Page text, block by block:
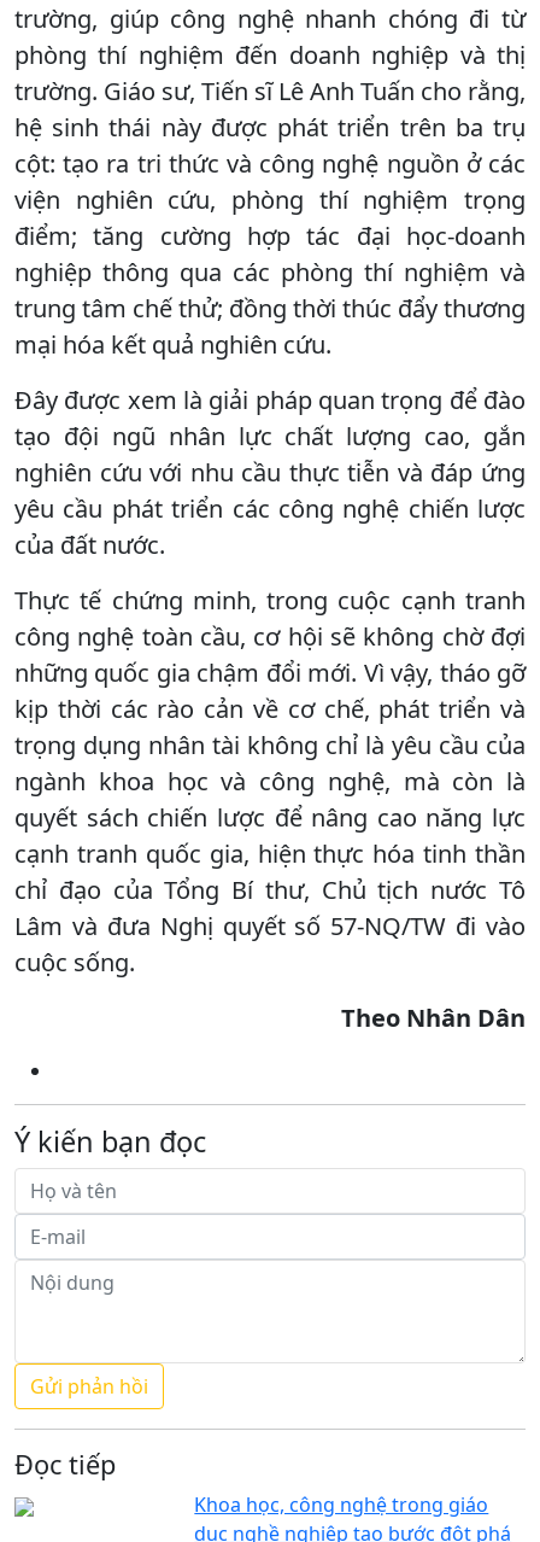
trường, giúp công nghệ nhanh chóng đi từ
phòng thí nghiệm đến doanh nghiệp và thị
trường. Giáo sư, Tiến sĩ Lê Anh Tuấn cho rằng,
hệ sinh thái này được phát triển trên ba trụ
cột: tạo ra tri thức và công nghệ nguồn ở các
viện nghiên cứu, phòng thí nghiệm trọng
điểm; tăng cường hợp tác đại học-doanh
nghiệp thông qua các phòng thí nghiệm và
trung tâm chế thử; đồng thời thúc đẩy thương
mại hóa kết quả nghiên cứu.
Đây được xem là giải pháp quan trọng để đào
tạo đội ngũ nhân lực chất lượng cao, gắn
nghiên cứu với nhu cầu thực tiễn và đáp ứng
yêu cầu phát triển các công nghệ chiến lược
của đất nước.
Thực tế chứng minh, trong cuộc cạnh tranh
công nghệ toàn cầu, cơ hội sẽ không chờ đợi
những quốc gia chậm đổi mới. Vì vậy, tháo gỡ
kịp thời các rào cản về cơ chế, phát triển và
trọng dụng nhân tài không chỉ là yêu cầu của
ngành khoa học và công nghệ, mà còn là
quyết sách chiến lược để nâng cao năng lực
cạnh tranh quốc gia, hiện thực hóa tinh thần
chỉ đạo của Tổng Bí thư, Chủ tịch nước Tô
Lâm và đưa Nghị quyết số 57-NQ/TW đi vào
cuộc sống.
Theo Nhân Dân
Ý kiến bạn đọc
Đọc tiếp
Khoa học, công nghệ trong giáo
dục nghề nghiệp tạo bước đột phá